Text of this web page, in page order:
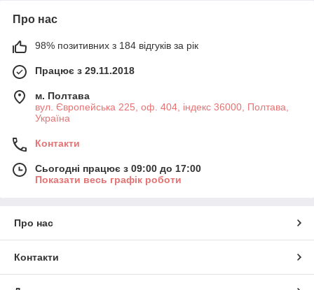
Про нас
98% позитивних з 184 відгуків за рік
Працює з 29.11.2018
м. Полтава
вул. Європейська 225, оф. 404, індекс 36000, Полтава,
Україна
Контакти
Сьогодні працює з 09:00 до 17:00
Показати весь графік роботи
Про нас
Контакти